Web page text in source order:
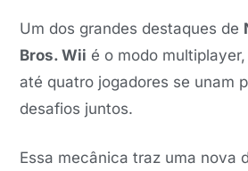
Um dos grandes destaques de
Bros. Wii é o modo
até quatro jogadores se unam
desafios juntos.
Essa mecânica traz uma nova